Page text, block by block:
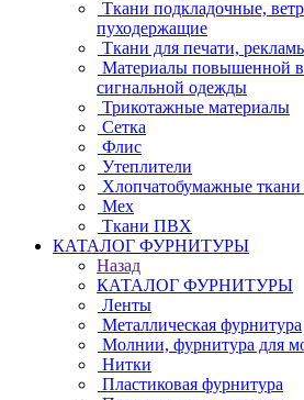
Ткани подкладочные,
пуходержащие
Ткани для печати,
Материалы повышенной
сигнальной одежды
Трикотажные материалы
Сетка
Флис
Утеплители
Хлопчатобумажные
Мех
Ткани ПВХ
КАТАЛОГ ФУРНИТУРЫ
Назад
КАТАЛОГ ФУРНИТУРЫ
Ленты
Металлическая фурнитура
Молнии, фурнитура для
Нитки
Пластиковая фурнитура